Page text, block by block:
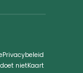
Privacybeleid
nietKaart